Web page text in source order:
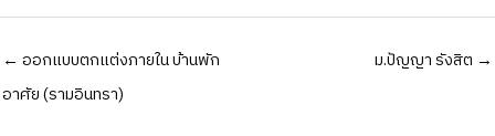
Posts
navigation
← ออกแบบตกแต่งภายใน บ้านพัก
อาศัย (รามอินทรา)
ม.ปัญญา รังสิต →